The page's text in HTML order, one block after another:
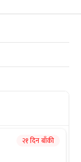
२१ दिन बाँकी